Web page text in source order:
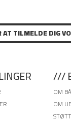
AT TILMELDE DIG
///
OM
OM